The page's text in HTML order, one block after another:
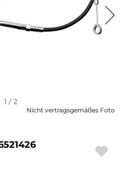
UND WERKZEUGE
UND SONDERAKTIONEN
— ÄNDERN
1 / 2
Nicht vertragsgemäßes Foto